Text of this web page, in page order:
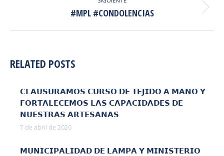
Publicación
#MPL #CONDOLENCIAS
RELATED POSTS
𝗖𝗟𝗔𝗨𝗦𝗨𝗥𝗔𝗠𝗢𝗦 𝗖𝗨𝗥𝗦𝗢 𝗗𝗘 𝗧𝗘𝗝𝗜𝗗𝗢 𝗔 𝗠𝗔𝗡𝗢 𝗬
𝗙𝗢𝗥𝗧𝗔𝗟𝗘𝗖𝗘𝗠𝗢𝗦 𝗟𝗔𝗦 𝗖𝗔𝗣𝗔𝗖𝗜𝗗𝗔𝗗𝗘𝗦 𝗗𝗘
𝗡𝗨𝗘𝗦𝗧𝗥𝗔𝗦 𝗔𝗥𝗧𝗘𝗦𝗔𝗡𝗔𝗦
7 de abril de 2026
𝗠𝗨𝗡𝗜𝗖𝗜𝗣𝗔𝗟𝗜𝗗𝗔𝗗 𝗗𝗘 𝗟𝗔𝗠𝗣𝗔 𝗬 𝗠𝗜𝗡𝗜𝗦𝗧𝗘𝗥𝗜𝗢